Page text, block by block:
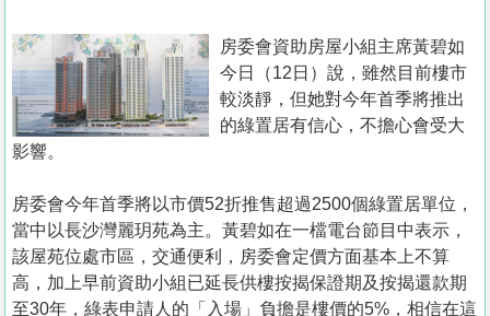
置
業
手
冊
關
於
我
們
房委會資助房屋小組主席黃碧如
今日（12日）說，雖然目前樓市
較淡靜，但她對今年首季將推出
的綠置居有信心，不擔心會受大
影響。
房委會今年首季將以市價52折推售超過2500個綠置居單位，
當中以長沙灣麗玥苑為主。黃碧如在一檔電台節目中表示，
該屋苑位處市區，交通便利，房委會定價方面基本上不算
高，加上早前資助小組已延長供樓按揭保證期及按揭還款期
至30年，綠表申請人的「入場」負擔是樓價的5%，相信在這